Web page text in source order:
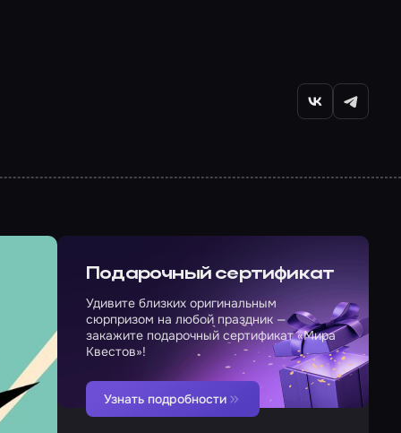
Подарочный сертификат
Удивите близких оригинальным
сюрпризом на любой праздник —
закажите подарочный сертификат «Мира
Квестов»!
Узнать подробности